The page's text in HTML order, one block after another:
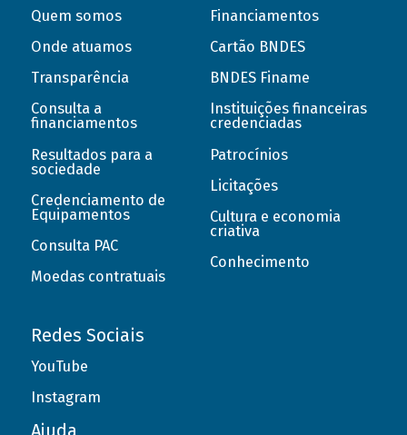
Quem somos
Onde atuamos
Transparência
Consulta a
financiamentos
Resultados para a
sociedade
Credenciamento de
Equipamentos
Consulta PAC
Moedas contratuais
Financiamentos
Cartão BNDES
BNDES Finame
Instituições financeiras
credenciadas
Patrocínios
Licitações
Cultura e economia
criativa
Conhecimento
Redes Sociais
YouTube
Instagram
Ajuda